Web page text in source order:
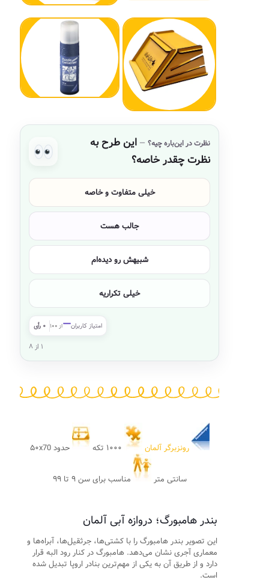
نظرت در این‌باره چیه؟
این طرح به
نظرت چقدر خاصه؟
خیلی متفاوت و خاصه
جالب هست
شبیهش رو دیده‌ام
خیلی تکراریه
امتیاز کاربران—از ۱۰۰ ۰ رأی
۱ از ۸
رونزبرگر آلمان حدود ۵۰x70
سانتی متر مناسب برای سن ۹ تا ۹۹
بندر هامبورگ؛ دروازه آبی آلمان
این تصویر بندر هامبورگ را با کشتی‌ها، جرثقیل‌ها، آبراه‌ها و
معماری آجری نشان می‌دهد. هامبورگ در کنار رود البه قرار
دارد و از طریق آن به یکی از مهم‌ترین بنادر اروپا تبدیل شده
است.